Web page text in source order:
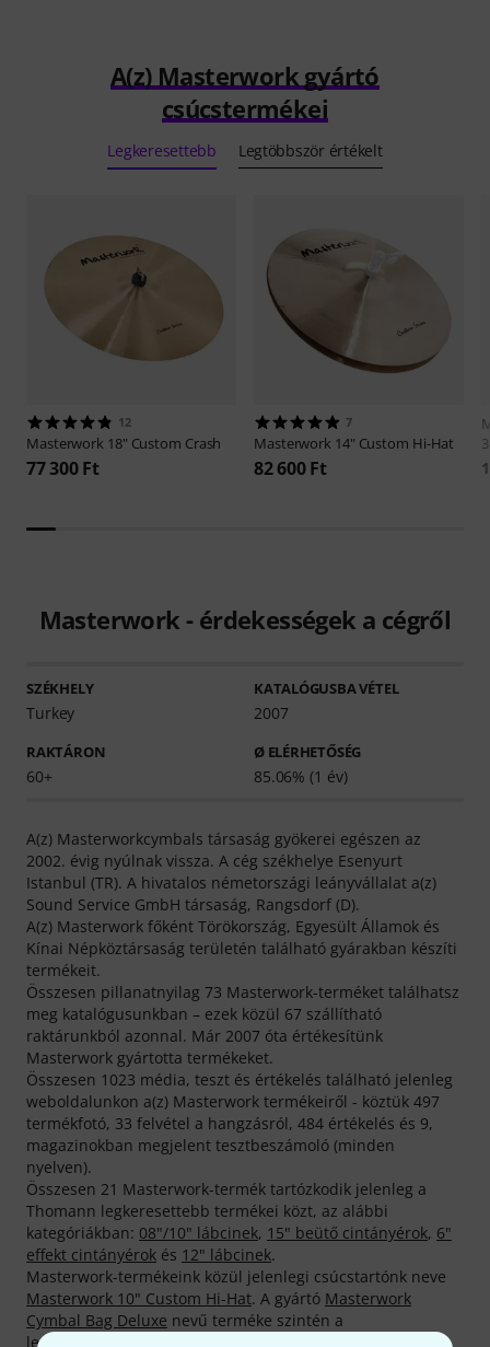
A(z) Masterwork gyártó
csúcstermékei
Legkeresettebb Legtöbbször értékelt
12
Masterwork 18" Custom Crash
77 300 Ft
7
Masterwork 14" Custom Hi-Hat
82 600 Ft
Masterwork - érdekességek a cégről
SZÉKHELY
Turkey
KATALÓGUSBA VÉTEL
2007
RAKTÁRON
60+
Ø ELÉRHETŐSÉG
85.06% (1 év)
A(z) Masterworkcymbals társaság gyökerei egészen az
2002. évig nyúlnak vissza. A cég székhelye Esenyurt
Istanbul (TR). A hivatalos németországi leányvállalat a(z)
Sound Service GmbH társaság, Rangsdorf (D).
A(z) Masterwork főként Törökország, Egyesült Államok és
Kínai Népköztársaság területén található gyárakban készíti
termékeit.
Összesen pillanatnyilag 73 Masterwork-terméket találhatsz
meg katalógusunkban – ezek közül 67 szállítható
raktárunkból azonnal. Már 2007 óta értékesítünk
Masterwork gyártotta termékeket.
Összesen 1023 média, teszt és értékelés található jelenleg
weboldalunkon a(z) Masterwork termékeiről - köztük 497
termékfotó, 33 felvétel a hangzásról, 484 értékelés és 9,
magazinokban megjelent tesztbeszámoló (minden
nyelven).
Összesen 21 Masterwork-termék tartózkodik jelenleg a
Thomann legkeresettebb termékei közt, az alábbi
kategóriákban: 08"/10" lábcinek, 15" beütő cintányérok, 6"
effekt cintányérok és 12" lábcinek.
Masterwork-termékeink közül jelenlegi csúcstartónk neve
Masterwork 10" Custom Hi-Hat. A gyártó Masterwork
Cymbal Bag Deluxe nevű terméke szintén a
legközkedveltebbek egyike — eddig 2.000 alkalommal